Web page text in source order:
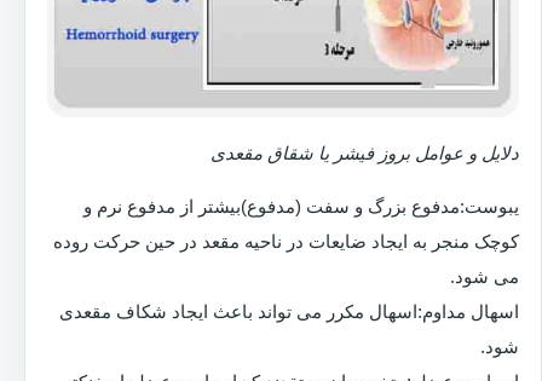
دلایل و عوامل بروز فیشر یا شقاق مقعدی
یبوست:مدفوع بزرگ و سفت (مدفوع)بیشتر از مدفوع نرم و
کوچک منجر به ایجاد ضایعات در ناحیه مقعد در حین حرکت روده
می شود.
اسهال مداوم:اسهال مکرر می تواند باعث ایجاد شکاف مقعدی
شود.